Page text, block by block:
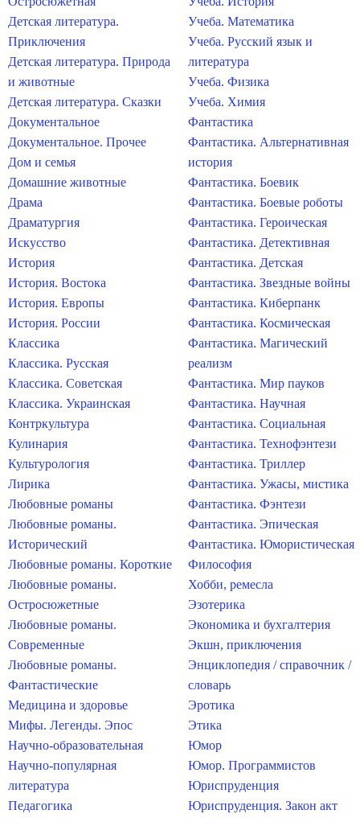
Детская литература.
Приключения
Детская литература. Природа
и животные
Детская литература. Сказки
Документальное
Документальное. Прочее
Дом и семья
Домашние животные
Драма
Драматургия
Искусство
История
История. Востока
История. Европы
История. России
Классика
Классика. Русская
Классика. Советская
Классика. Украинская
Контркультура
Кулинария
Культурология
Лирика
Любовные романы
Любовные романы.
Исторический
Любовные романы. Короткие
Любовные романы.
Остросюжетные
Любовные романы.
Современные
Любовные романы.
Фантастические
Медицина и здоровье
Мифы. Легенды. Эпос
Научно-образовательная
Научно-популярная
литература
Педагогика
Учеба. Математика
Учеба. Русский язык и
литература
Учеба. Физика
Учеба. Химия
Фантастика
Фантастика. Альтернативная
история
Фантастика. Боевик
Фантастика. Боевые роботы
Фантастика. Героическая
Фантастика. Детективная
Фантастика. Детская
Фантастика. Звездные войны
Фантастика. Киберпанк
Фантастика. Космическая
Фантастика. Магический
реализм
Фантастика. Мир пауков
Фантастика. Научная
Фантастика. Социальная
Фантастика. Технофэнтези
Фантастика. Триллер
Фантастика. Ужасы, мистика
Фантастика. Фэнтези
Фантастика. Эпическая
Фантастика. Юмористическая
Философия
Хобби, ремесла
Эзотерика
Экономика и бухгалтерия
Экшн, приключения
Энциклопедия / справочник /
словарь
Эротика
Этика
Юмор
Юмор. Программистов
Юриспруденция
Юриспруденция. Закон акт